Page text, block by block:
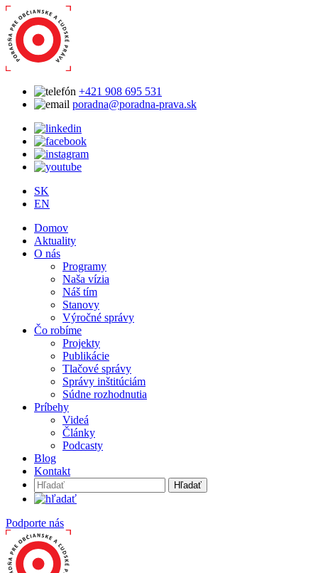
+421 908 695 531
poradna@poradna-prava.sk
SK
EN
Domov
Aktuality
O nás
Programy
Naša vízia
Náš tím
Stanovy
Výročné správy
Čo robíme
Projekty
Publikácie
Tlačové správy
Správy inštitúciám
Súdne rozhodnutia
Príbehy
Videá
Články
Podcasty
Blog
Kontakt
Hľadať:
Podporte nás